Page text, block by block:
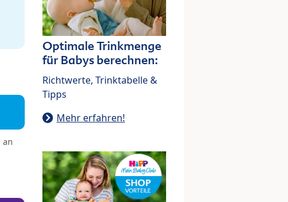
an
Optimale Trinkmenge
für Babys berechnen:
Richtwerte, Trinktabelle &
Tipps
Mehr erfahren!